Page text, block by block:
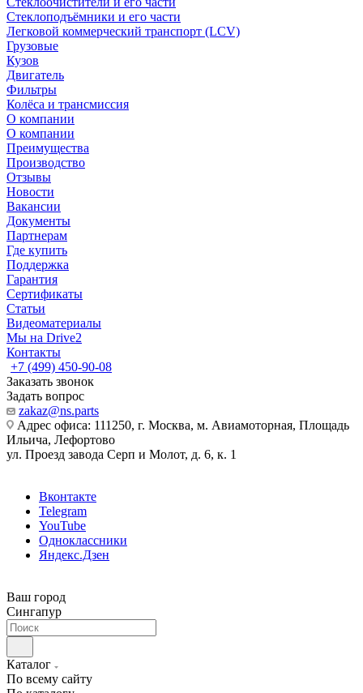
Стеклоподъёмники и его части
Легковой коммерческий транспорт (LCV)
Грузовые
Кузов
Двигатель
Фильтры
Колёса и трансмиссия
О компании
О компании
Преимущества
Производство
Отзывы
Новости
Вакансии
Документы
Партнерам
Где купить
Поддержка
Гарантия
Сертификаты
Статьи
Видеоматериалы
Мы на Drive2
Контакты
+7 (499) 450-90-08
Заказать звонок
Задать вопрос
zakaz@ns.parts
Адрес офиса: 111250, г. Москва, м. Авиамоторная, Площадь
Ильича, Лефортово
ул. Проезд завода Серп и Молот, д. 6, к. 1
Вконтакте
Telegram
YouTube
Одноклассники
Яндекс.Дзен
Ваш город
Сингапур
Каталог
По всему сайту